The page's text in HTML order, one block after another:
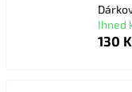
Ihned
130